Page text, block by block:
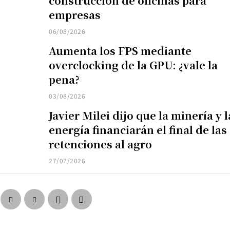
empresas
06/08/2026
Aumenta los FPS mediante
overclocking de la GPU: ¿vale la
pena?
03/08/2026
Javier Milei dijo que la minería y
energía financiarán el final de las
retenciones al agro
27/07/2026